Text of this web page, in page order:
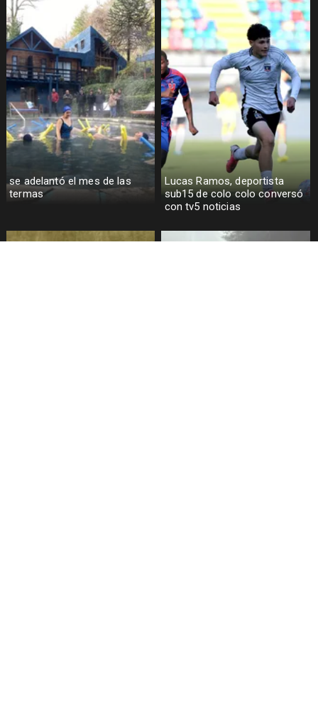
se adelantó el mes de las
termas
Lucas Ramos, deportista
sub15 de colo colo conversó
con tv5 noticias